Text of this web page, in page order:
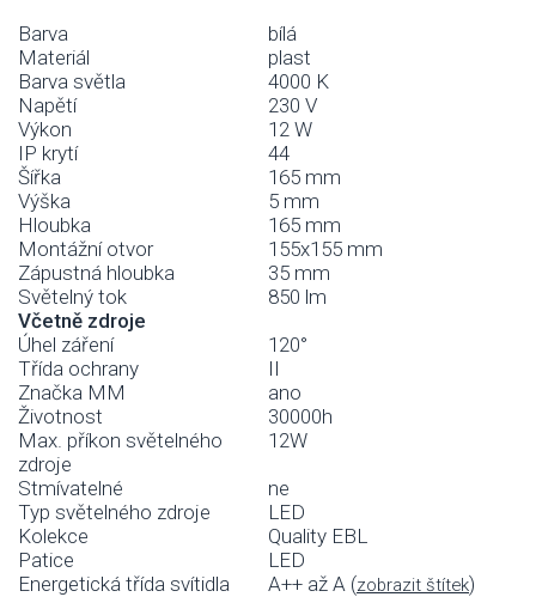
Barva
bílá
Materiál
plast
Barva světla
4000 K
Napětí
230 V
Výkon
12 W
IP krytí
44
Šířka
165 mm
Výška
5 mm
Hloubka
165 mm
Montážní otvor
155x155 mm
Zápustná hloubka
35 mm
Světelný tok
850 lm
Včetně zdroje
Úhel záření
120°
Třída ochrany
II
Značka MM
ano
Životnost
30000h
Max. příkon světelného
zdroje
12W
Stmívatelné
ne
Typ světelného zdroje
LED
Kolekce
Quality EBL
Patice
LED
Energetická třída svítidla
A++ až A (zobrazit štítek)